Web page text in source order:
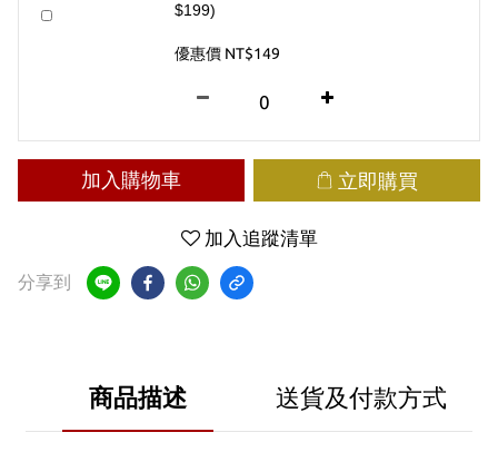
$199)
優惠價 NT$149
加入購物車 立即購買
加入追蹤清單
分享到
商品描述 送貨及付款方式